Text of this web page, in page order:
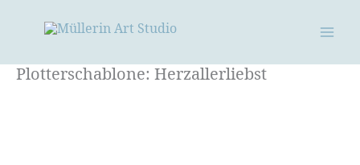
Plotterschablone: Herzallerliebst